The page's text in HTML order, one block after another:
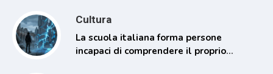
Cultura
La scuola italiana forma persone
incapaci di comprendere il proprio